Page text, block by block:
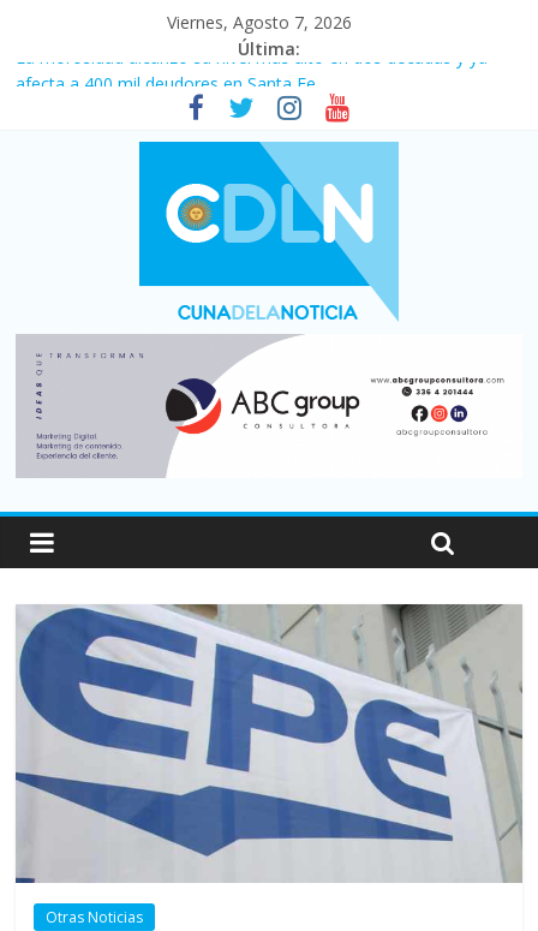
Viernes, Agosto 7, 2026
Última:
La morosidad alcanzó su nivel más alto en dos décadas y ya
afecta a 400 mil deudores en Santa Fe
Desde que asumió Milei cerraron 41.000 kioscos: el sector
Vacaciones de invierno con más movimiento y consumo
turístico: 4,6 millones de personas viajaron por el país, un 5,9%
Fuerte caída de la venta de autos usados en julio: bajó un 12,6%
Central venció 1 a 0 al River de Coudet en el Monumental
Otras Noticias